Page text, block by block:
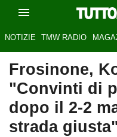
NOTIZIE TMW RADIO
Frosinone,
"Convinti di
dopo il 2-2
strada giusta"